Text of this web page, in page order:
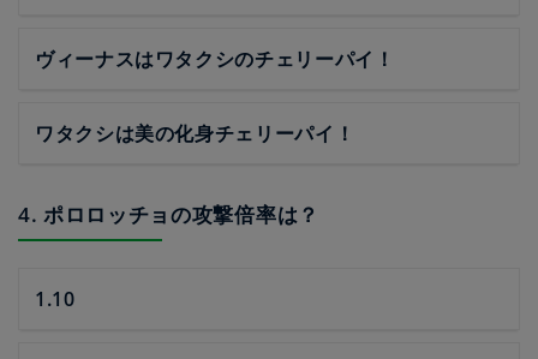
ヴィーナスはワタクシのチェリーパイ！
ワタクシは美の化身チェリーパイ！
4. ポロロッチョの攻撃倍率は？
1.10